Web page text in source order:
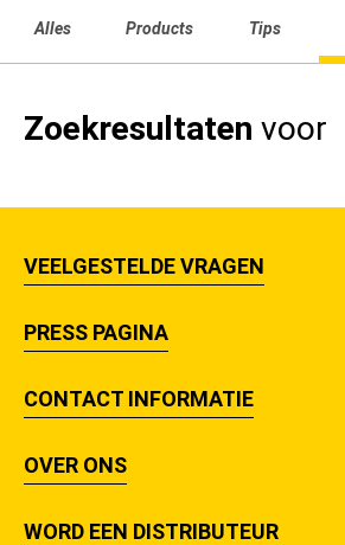
Alles Products Tips
Zoekresultaten voor
VEELGESTELDE VRAGEN
PRESS PAGINA
CONTACT INFORMATIE
OVER ONS
WORD EEN DISTRIBUTEUR